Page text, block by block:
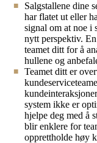
Salgstallene dine
har flatet ut eller
signal om at noe i
nytt perspektiv. En
teamet ditt for å
hullene og
Teamet ditt er
system ikke er
hjelpe deg med å
blir enklere for
opprettholde høy